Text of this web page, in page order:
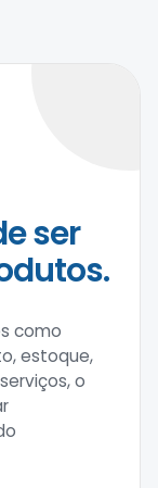
ser
como
estoque,
o